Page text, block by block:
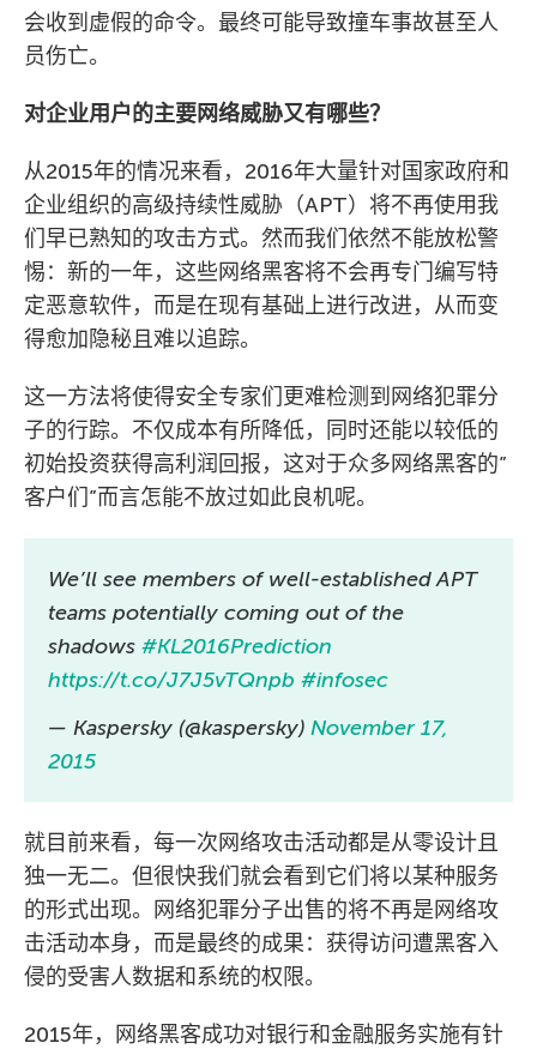
会收到虚假的命令。最终可能导致撞车事故甚至人
员伤亡。
对企业用户的主要网络威胁又有哪些？
从2015年的情况来看，2016年大量针对国家政府和
企业组织的高级持续性威胁（APT）将不再使用我
们早已熟知的攻击方式。然而我们依然不能放松警
惕：新的一年，这些网络黑客将不会再专门编写特
定恶意软件，而是在现有基础上进行改进，从而变
得愈加隐秘且难以追踪。
这一方法将使得安全专家们更难检测到网络犯罪分
子的行踪。不仅成本有所降低，同时还能以较低的
初始投资获得高利润回报，这对于众多网络黑客的”
客户们”而言怎能不放过如此良机呢。
We’ll see members of well-established APT
teams potentially coming out of the
shadows #KL2016Prediction
https://t.co/J7J5vTQnpb #infosec
— Kaspersky (@kaspersky) November 17,
2015
就目前来看，每一次网络攻击活动都是从零设计且
独一无二。但很快我们就会看到它们将以某种服务
的形式出现。网络犯罪分子出售的将不再是网络攻
击活动本身，而是最终的成果：获得访问遭黑客入
侵的受害人数据和系统的权限。
2015年，网络黑客成功对银行和金融服务实施有针